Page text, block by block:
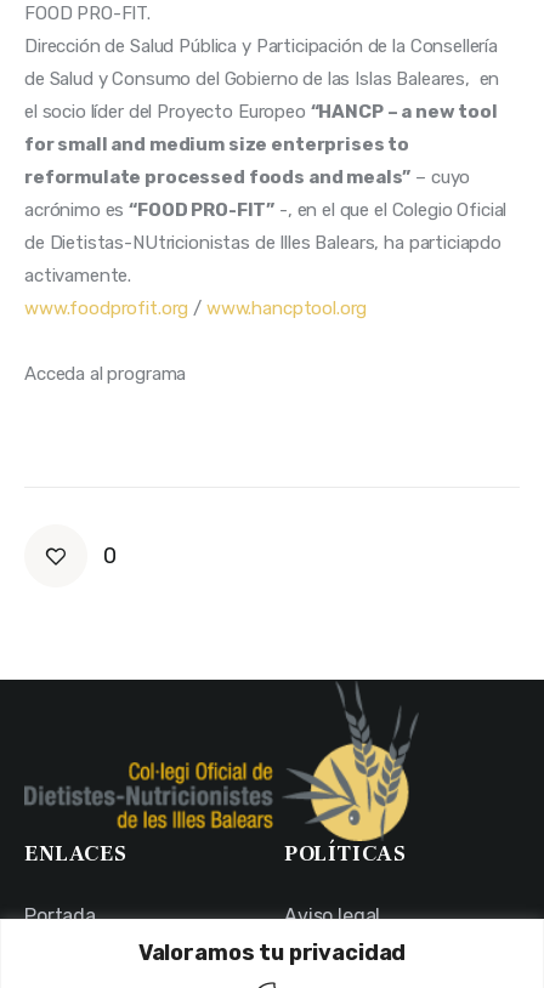
Valoramos tu privacidad
FOOD PRO-FIT.
Dirección de Salud Pública y Participación de la Consellería
de Salud y Consumo del Gobierno de las Islas Baleares,  en
el socio líder del Proyecto Europeo “HANCP – a new tool
for small and medium size enterprises to
reformulate processed foods and meals” – cuyo
acrónimo es “FOOD PRO-FIT” -, en el que el Colegio Oficial
de Dietistas-NUtricionistas de Illes Balears, ha particiapdo
activamente.
www.foodprofit.org / www.hancptool.org
Acceda al programa
0
ENLACES
Portada
Portal de Transparencia
POLÍTICAS
Aviso legal
Política de Privacidad